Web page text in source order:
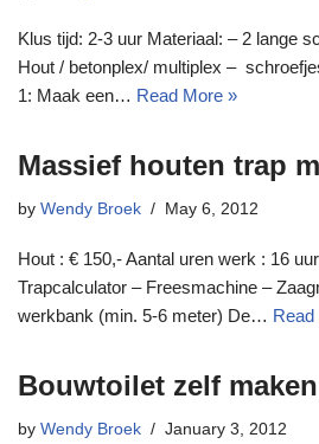
Klus tijd: 2-3 uur Materiaal: – 2 lange
Hout / betonplex/ multiplex –
1: Maak een… Read More »
Massief houten trap
by Wendy Broek May 6, 2012
Hout : € 150,- Aantal uren werk : 16
Trapcalculator – Freesmachine –
werkbank (min. 5-6 meter) De…
Bouwtoilet zelf
by Wendy Broek January 3, 2012